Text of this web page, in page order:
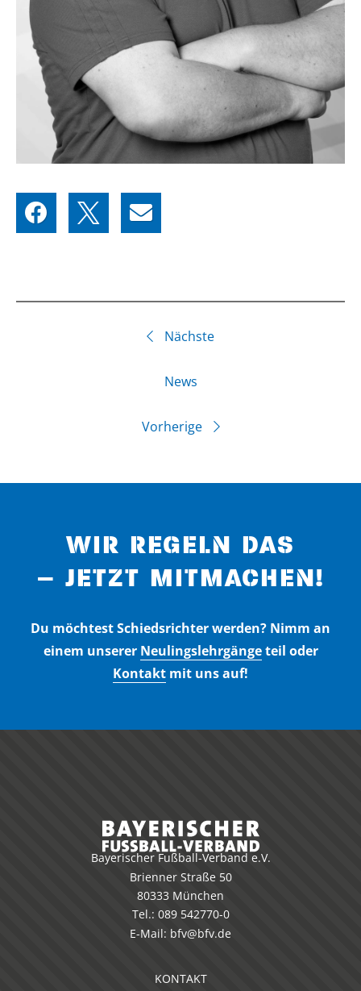
Nächste
News
Vorherige
WIR REGELN DAS
– JETZT MITMACHEN!
Du möchtest Schiedsrichter werden? Nimm an
einem unserer Neulingslehrgängeteil oder
Kontakt mit uns auf!
Bayerischer Fußball-Verband e.V.
Brienner Straße 50
80333 München
Tel.: 089 542770-0
E-Mail: bfv@bfv.de
KONTAKT